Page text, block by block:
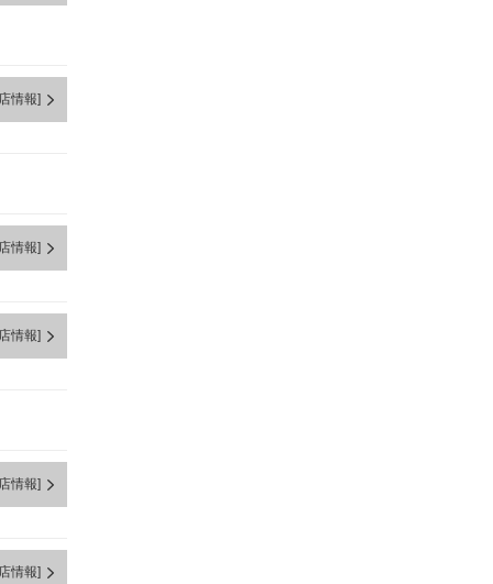
情報]
情報]
情報]
情報]
情報]